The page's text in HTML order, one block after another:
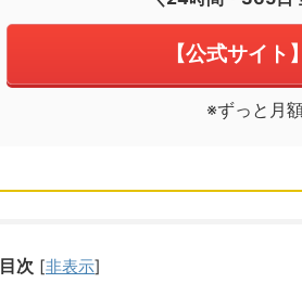
【公式サイト
※ずっと月
目次 [非表示]